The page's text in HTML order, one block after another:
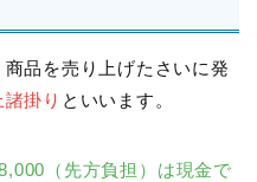
品を売り上げたさいに発
掛り といいます。
（先方負担）は現金で